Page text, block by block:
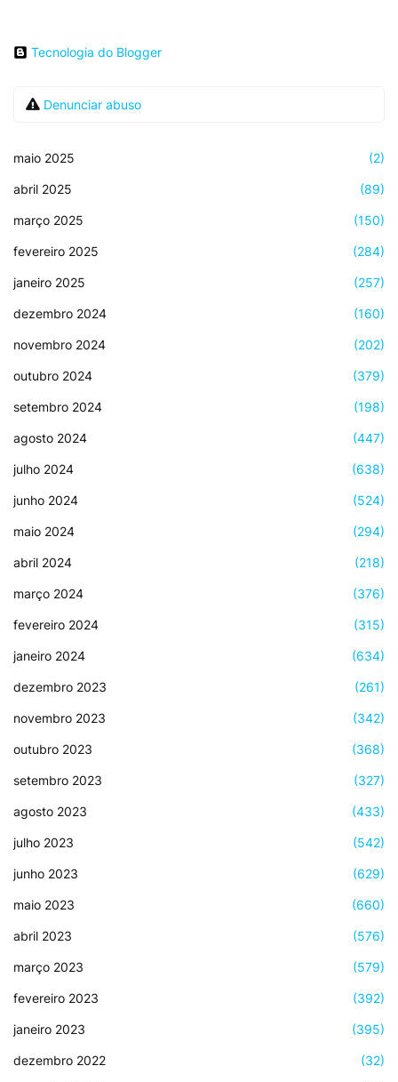
Tecnologia do Blogger
Denunciar abuso
maio 2025 (2)
abril 2025 (89)
março 2025 (150)
fevereiro 2025 (284)
janeiro 2025 (257)
dezembro 2024 (160)
novembro 2024 (202)
outubro 2024 (379)
setembro 2024 (198)
agosto 2024 (447)
julho 2024 (638)
junho 2024 (524)
maio 2024 (294)
abril 2024 (218)
março 2024 (376)
fevereiro 2024 (315)
janeiro 2024 (634)
dezembro 2023 (261)
novembro 2023 (342)
outubro 2023 (368)
setembro 2023 (327)
agosto 2023 (433)
julho 2023 (542)
junho 2023 (629)
maio 2023 (660)
abril 2023 (576)
março 2023 (579)
fevereiro 2023 (392)
janeiro 2023 (395)
dezembro 2022 (32)